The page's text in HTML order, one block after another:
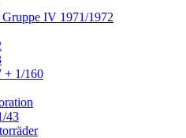
IV 1971/1972
+ 1/160
43